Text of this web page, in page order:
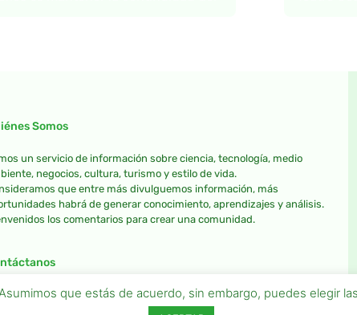
Somos
un servicio de información sobre ciencia, tecnología, medio
negocios, cultura, turismo y estilo de vida.
que entre más divulguemos información, más
habrá de generar conocimiento, aprendizajes y análisis.
los comentarios para crear una comunidad.
que estás de acuerdo, sin embargo, puedes elegir